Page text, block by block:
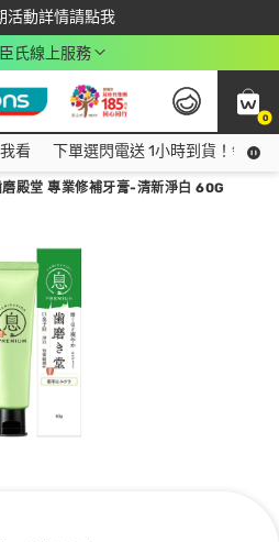
活動詳情請點我
app最高回饋$350
氏線上服務
0
看 下單選閃電送 1小時到貨！領神
磨殿堂 專業修補牙膏-清新淨白 60G